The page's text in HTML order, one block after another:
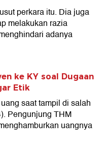
perkara itu. Dia juga
melakukan razia
adanya
ke KY soal Dugaan
Etik
saat tampil di salah
Pengunjung THM
uangnya